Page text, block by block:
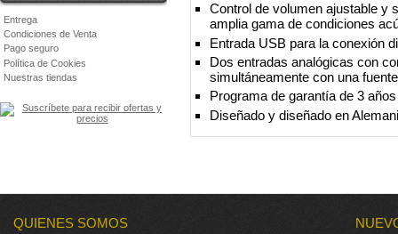
Entrega
Condiciones de Venta
Pago seguro
Política de Cookies
Nuestras tiendas
Control de volumen ajustable y
amplia gama de condiciones
Entrada USB para la conexión
Dos entradas analógicas con
simultáneamente con una
Programa de garantía de 3
Diseñado y diseñado en
QUIENES SOMOS